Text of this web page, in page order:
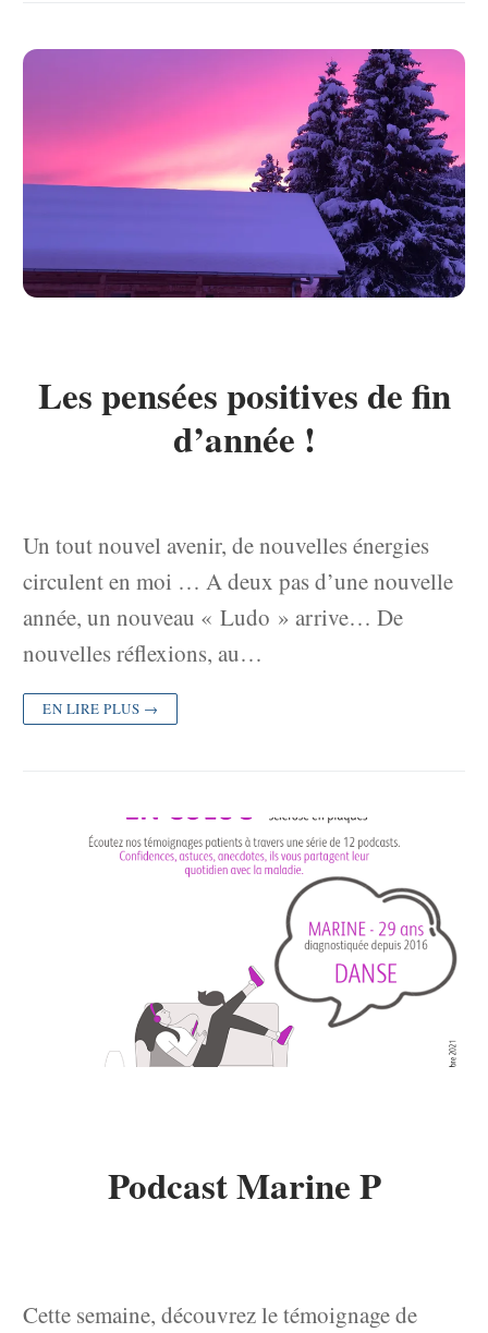
Les pensées positives de fin
d’année !
Un tout nouvel avenir, de nouvelles énergies
circulent en moi … A deux pas d’une nouvelle
année, un nouveau « Ludo » arrive… De
nouvelles réflexions, au…
EN LIRE PLUS →
Podcast Marine P
Cette semaine, découvrez le témoignage de